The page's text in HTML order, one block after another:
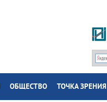
ОБЩЕСТВО ТОЧКА ЗРЕНИЯ